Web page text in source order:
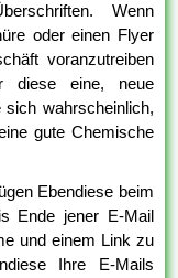
Wenn
oder einen Flyer
voranzutreiben
diese eine, neue
sich wahrscheinlich,
gute Chemische
Ebendiese beim
Ende jener E-Mail
und einem Link zu
Ihre E-Mails